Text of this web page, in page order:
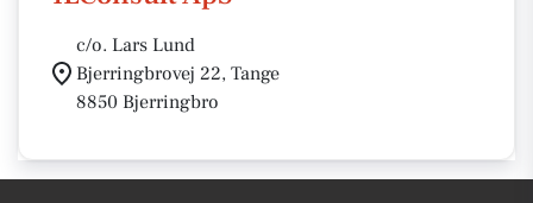
c/o. Lars Lund
Bjerringbrovej 22, Tange
8850 Bjerringbro